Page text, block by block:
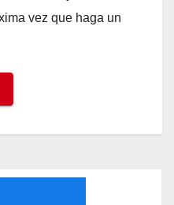
vez que haga un